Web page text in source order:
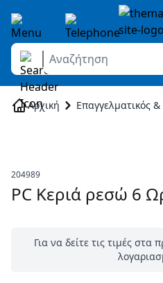
Skip to Content
Αναζήτηση
Αρχική Επαγγελματικός
204989
PC Κεριά ρεσώ 6
Για να δείτε τις τιμές στα